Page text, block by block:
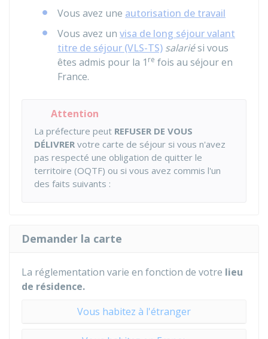
Vous avez une autorisation de travail
Vous avez un visa de long séjour valant
titre de séjour (VLS-TS) salariési vous
êtes admis pour la 1 re fois au séjour en
France.
Attention
La préfecture peut REFUSER DE VOUS
DÉLIVRER votre carte de séjour si vous n'avez
pas respecté une obligation de quitter le
territoire (OQTF) ou si vous avez commis l'un
des faits suivants :
Demander la carte
La réglementation varie en fonction de votre lieu
de résidence.
Vous habitez à l'étranger